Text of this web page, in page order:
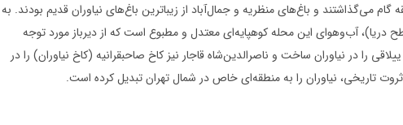
می‌گذاشتند و باغ‌های منظریه و جمال‌آباد از زیباترین باغ‌های نیاوران قدیم بودند. به
نسبی بالا (حدود ۱۷۰۰ متر از سطح دریا)، آب‌وهوای این محله کوهپایه‌ای معتدل و مطبوع است که از دیرباز مورد توجه
را در نیاوران ساخت و ناصرالدین‌شاه قاجار نیز کاخ صاحبقرانیه (کاخ نیاوران) را در
تاریخی، نیاوران را به منطقه‌ای خاص در شمال تهران تبدیل کرده است.